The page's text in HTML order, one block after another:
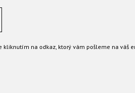
na odkaz, ktorý vám pošleme na váš